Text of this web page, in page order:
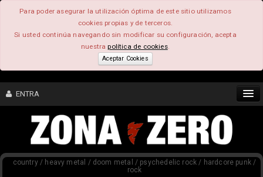
Para poder asegurar la utilización óptima de este sitio utilizamos
cookies propias y de terceros.
Si usted continúa navegando sin modificar su configuración, acepta
nuestrapolítica de cookies.
Aceptar Cookies
ENTRA
CONTENIDO
COMUNIDAD
country / heavy metal / doom metal / psychedelic rock / hardcore punk /
rock